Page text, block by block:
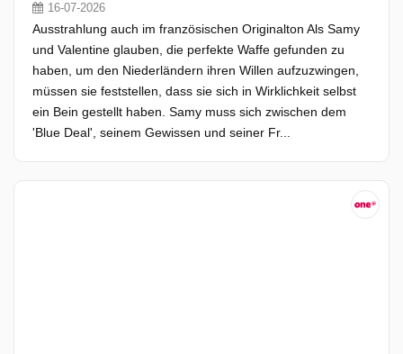
16-07-2026
Ausstrahlung auch im französischen Originalton Als Samy
und Valentine glauben, die perfekte Waffe gefunden zu
haben, um den Niederländern ihren Willen aufzuzwingen,
müssen sie feststellen, dass sie sich in Wirklichkeit selbst
ein Bein gestellt haben. Samy muss sich zwischen dem
'Blue Deal', seinem Gewissen und seiner Fr...